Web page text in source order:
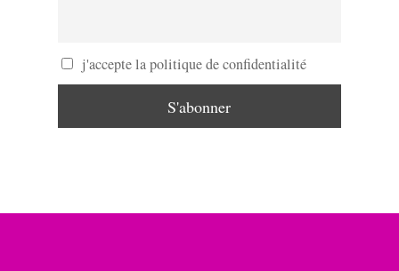
j'accepte la politique de confidentialité